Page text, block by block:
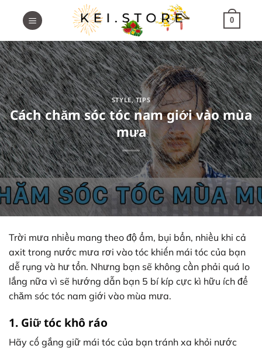
0
STYLE,TIPS
Cách chăm sóc tóc nam giới vào mùa
mưa
Trời mưa nhiều mang theo độ ẩm, bụi bẩn, nhiều khi cả
axit trong nước mưa rơi vào tóc khiến mái tóc của bạn
dễ rụng và hư tổn. Nhưng bạn sẽ không cần phải quá lo
lắng nữa vì sẽ hướng dẫn bạn 5 bí kíp cực kì hữu ích để
chăm sóc tóc nam giới vào mùa mưa.
1. Giữ tóc khô ráo
Hãy cố gắng giữ mái tóc của bạn tránh xa khỏi nước